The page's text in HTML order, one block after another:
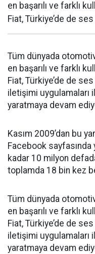
en başarılı ve farklı
Fiat, Türkiye’de de
Tüm dünyada
en başarılı ve farklı
Fiat, Türkiye’de de
iletişimi
yaratmaya devam
Kasım 2009’dan bu
Facebook
kadar 10 milyon
toplamda 18 bin kez
Tüm dünyada
en başarılı ve farklı
Fiat, Türkiye’de de
iletişimi
yaratmaya devam